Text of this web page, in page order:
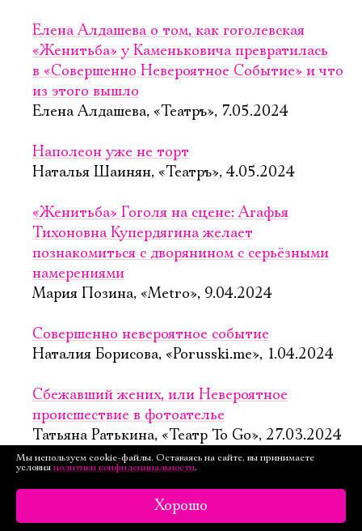
Елена Алдашева о том, как гоголевская
«Женитьба» у Каменьковича превратилась
в «Совершенно Невероятное Событие» и что
из этого вышло
Елена Алдашева, «Театръ», 7.05.2024
Наполеон уже не торт
Наталья Шаинян, «Театръ», 4.05.2024
«Женитьба» Гоголя на сцене: Агафья
Тихоновна Купердягина желает
познакомиться с дворянином с серьёзными
намерениями
Мария Позина, «Metro», 9.04.2024
Совершенно невероятное событие
Наталия Борисова, «Porusski.me», 1.04.2024
Сбежавший жених, или Невероятное
происшествие в фотоателье
Татьяна Ратькина, «Театр To Go», 27.03.2024
«Совершенно Невероятное Событие»:
женитьба середины XIX века
Вячеслав Суриков, «Монокль», 18.03.2024
Мы используем cookie-файлы. Оставаясь на сайте, вы принимаете
условия политики конфиденциальности.
Хорошо